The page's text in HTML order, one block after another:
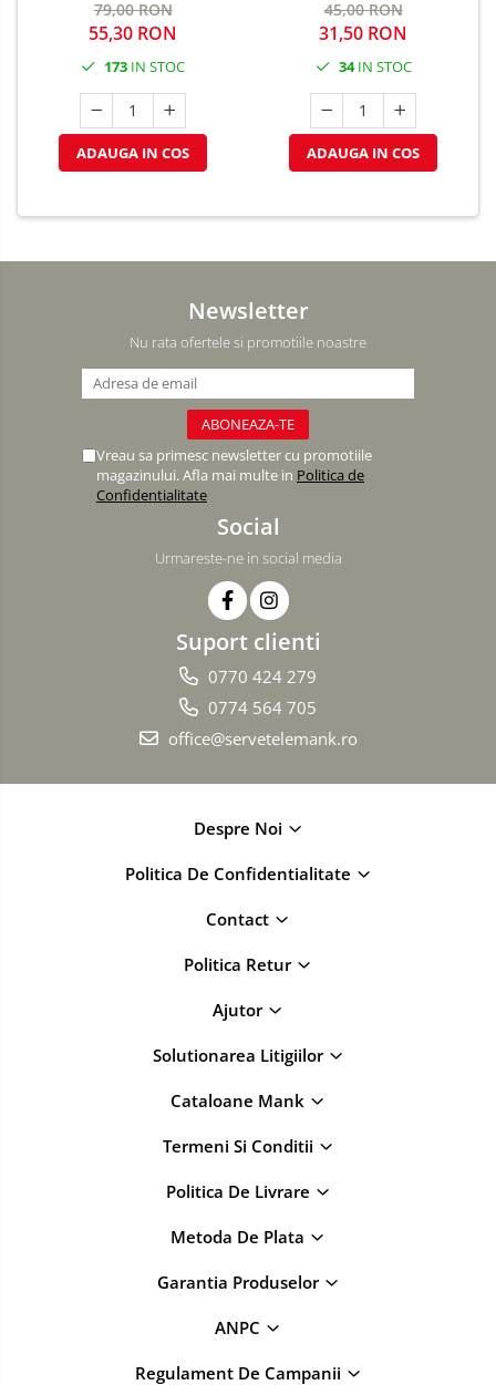
79,00 RON
55,30 RON
173 IN STOC
ADAUGA IN COS
45,00 RON
31,50 RON
34IN STOC
ADAUGA IN COS
Newsletter
Nu rata ofertele si promotiile noastre
Vreau sa primesc newsletter cu promotiile
magazinului. Afla mai multe in Politica de
Confidentialitate
Social
Urmareste-ne in social media
Suport clienti
0770 424 279
0774 564 705
office@servetelemank.ro
Despre Noi
Politica De Confidentialitate
Contact
Politica Retur
Ajutor
Solutionarea Litigiilor
Cataloane Mank
Termeni Si Conditii
Politica De Livrare
Metoda De Plata
Garantia Produselor
ANPC
Regulament De Campanii